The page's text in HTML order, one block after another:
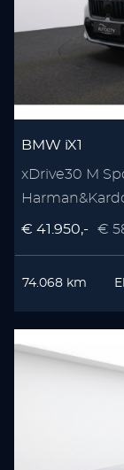
BMW iX1
xDrive30 M
€ 41.950,- €
74.068 km